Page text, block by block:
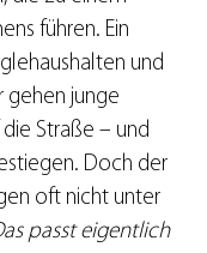
führen. Ein
und
gehen junge
Straße – und
Doch der
oft nicht unter
passt eigentlich